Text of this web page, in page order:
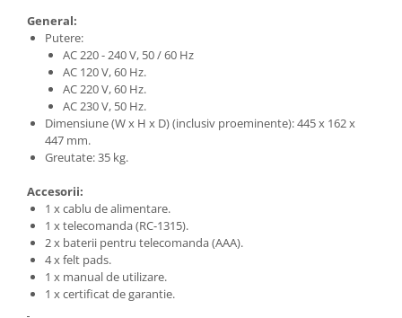
General:
Putere:
AC 220 - 240 V, 50 / 60 Hz
AC 120 V, 60 Hz.
AC 220 V, 60 Hz.
AC 230 V, 50 Hz.
Dimensiune (W x H x D) (inclusiv proeminente): 445 x 162 x
447 mm.
Greutate: 35 kg.
Accesorii:
1 x cablu de alimentare.
1 x telecomanda (RC-1315).
2 x baterii pentru telecomanda (AAA).
4 x felt pads.
1 x manual de utilizare.
1 x certificat de garantie.